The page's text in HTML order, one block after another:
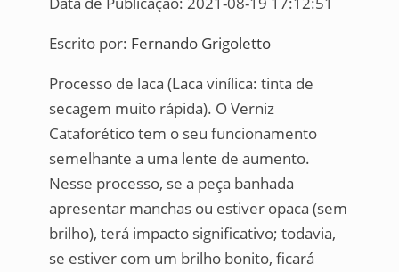
Escrito por: Fernando Grigoletto
Processo de laca (Laca vinílica: tinta de
secagem muito rápida). O Verniz
Cataforético tem o seu funcionamento
semelhante a uma lente de aumento.
Nesse processo, se a peça banhada
apresentar manchas ou estiver opaca (sem
brilho), terá impacto significativo; todavia,
se estiver com um brilho bonito, ficará